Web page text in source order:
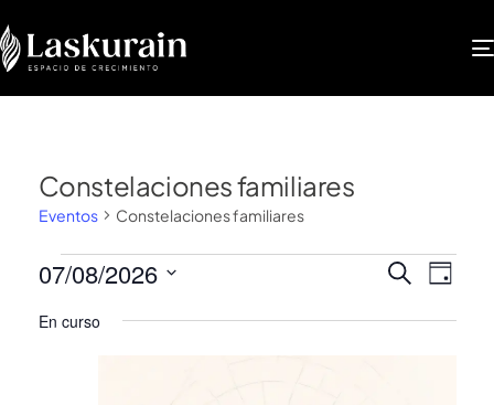
Constelaciones familiares
Eventos Constelaciones familiares
de
BUSCAR
de
DÍA
07/08/2026
la
En curso